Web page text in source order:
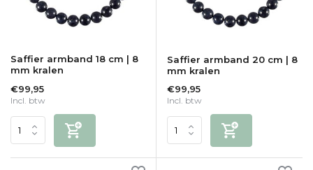
Saffier armband 18 cm | 8
mm kralen
€99,95
Incl. btw
Saffier armband 20 cm | 8
mm kralen
€99,95
Incl. btw